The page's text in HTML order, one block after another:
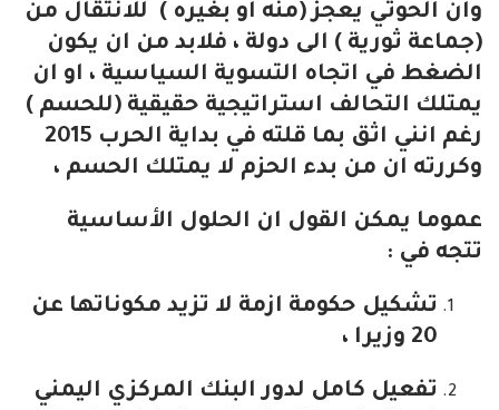
وان الحوثي يعجز (منه او بغيره ) للانتقال من
(جماعة ثورية ) الى دولة ، فلابد من ان يكون
الضغط في اتجاه التسوية السياسية ، او ان
يمتلك التحالف استراتيجية حقيقية (للحسم )
رغم انني اثق بما قلته في بداية الحرب 2015
وكررته ان من بدء الحزم لا يمتلك الحسم ،
عموما يمكن القول ان الحلول الأساسية
تتجه في :
تشكيل حكومة ازمة لا تزيد مكوناتها عن
20 وزيرا ،
تفعيل كامل لدور البنك المركزي اليمني